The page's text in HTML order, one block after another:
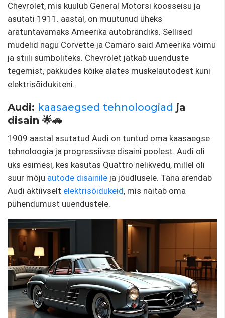
Chevrolet, mis kuulub General Motorsi koosseisu ja
asutati 1911. aastal, on muutunud üheks
äratuntavamaks Ameerika autobrändiks. Sellised
mudelid nagu Corvette ja Camaro said Ameerika võimu
ja stiili sümboliteks. Chevrolet jätkab uuenduste
tegemist, pakkudes kõike alates muskelautodest kuni
elektrisõidukiteni.
Audi: kaasaegsed tehnoloogiad ja
disain 🌟🚗
1909 aastal asutatud Audi on tuntud oma kaasaegse
tehnoloogia ja progressiivse disaini poolest. Audi oli
üks esimesi, kes kasutas Quattro nelikvedu, millel oli
suur mõju autode disainile ja jõudlusele. Täna arendab
Audi aktiivselt elektrisõidukeid, mis näitab oma
pühendumust uuendustele.